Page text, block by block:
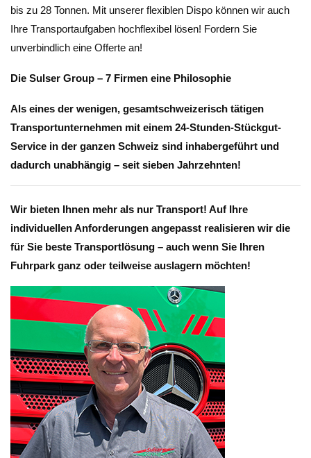
bis zu 28 Tonnen. Mit unserer flexiblen Dispo können wir auch
Ihre Transportaufgaben hochflexibel lösen! Fordern Sie
unverbindlich eine Offerte an!
Die Sulser Group – 7 Firmen eine Philosophie
Als eines der wenigen, gesamtschweizerisch tätigen
Transportunternehmen mit einem 24-Stunden-Stückgut-
Service in der ganzen Schweiz sind inhabergeführt und
dadurch unabhängig – seit sieben Jahrzehnten!
Wir bieten Ihnen mehr als nur Transport! Auf Ihre
individuellen Anforderungen angepasst realisieren wir die
für Sie beste Transportlösung – auch wenn Sie Ihren
Fuhrpark ganz oder teilweise auslagern möchten!